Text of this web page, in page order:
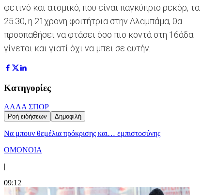
φετινό και ατομικό, που είναι παγκύπριο ρεκόρ, τα
25.30, η 21χρονη φοιτήτρια στην Αλαμπάμα, θα
προσπαθήσει να φτάσει όσο πιο κοντά στη 16άδα
γίνεται και γιατί όχι να μπει σε αυτήν.
Κατηγορίες
ΑΛΛΑ ΣΠΟΡ
Ροή ειδήσεων Δημοφιλή
Να μπουν θεμέλια πρόκρισης και… εμπιστοσύνης
ΟΜΟΝΟΙΑ
|
09:12